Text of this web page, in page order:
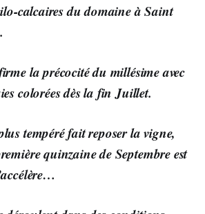
calcaires du domaine à Saint
la précocité du millésime avec
colorées dès la fin Juillet.
tempéré fait reposer la vigne,
quinzaine de Septembre est